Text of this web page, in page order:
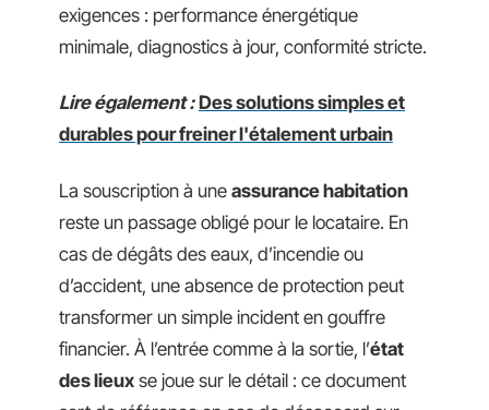
exigences : performance énergétique
minimale, diagnostics à jour, conformité stricte.
Lire également : Des solutions simples et
durables pour freiner l'étalement urbain
La souscription à une assurance habitation
reste un passage obligé pour le locataire. En
cas de dégâts des eaux, d’incendie ou
d’accident, une absence de protection peut
transformer un simple incident en gouffre
financier. À l’entrée comme à la sortie, l’état
des lieux se joue sur le détail : ce document